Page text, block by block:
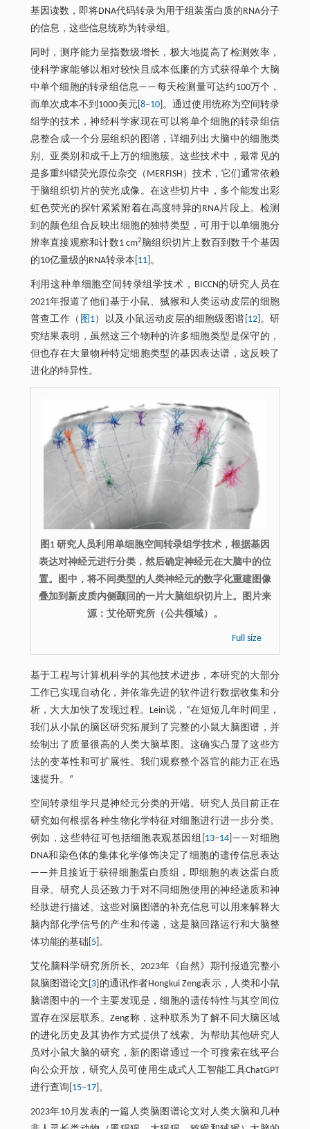
基因读数，即将DNA代码转录为用于组装蛋白质的RNA分子
的信息，这些信息统称为转录组。
同时，测序能力呈指数级增长，极大地提高了检测效率，
使科学家能够以相对较快且成本低廉的方式获得单个大脑
中单个细胞的转录组信息——每天检测量可达约100万个，
而单次成本不到1000美元[ 8‒10]。通过使用统称为空间转录
组学的技术，神经科学家现在可以将单个细胞的转录组信
息整合成一个分层组织的图谱，详细列出大脑中的细胞类
别、亚类别和成千上万的细胞簇。这些技术中，最常见的
是多重纠错荧光原位杂交（MERFISH）技术，它们通常依赖
于脑组织切片的荧光成像。在这些切片中，多个能发出彩
虹色荧光的探针紧紧附着在高度特异的RNA片段上。检测
到的颜色组合反映出细胞的独特类型，可用于以单细胞分
辨率直接观察和计数1 cm2脑组织切片上数百到数千个基因
的10亿量级的RNA转录本[ 11]。
利用这种单细胞空间转录组学技术，BICCN的研究人员在
2021年报道了他们基于小鼠、狨猴和人类运动皮层的细胞
普查工作（ 图1）以及小鼠运动皮层的细胞级图谱[ 12]。研
究结果表明，虽然这三个物种的许多细胞类型是保守的，
但也存在大量物种特定细胞类型的基因表达谱，这反映了
进化的特异性。
图1 研究人员利用单细胞空间转录组学技术，根据基因
表达对神经元进行分类，然后确定神经元在大脑中的位
置。图中，将不同类型的人类神经元的数字化重建图像
叠加到新皮质内侧颞回的一片大脑组织切片上。图片来
源：艾伦研究所（公共领域）。
Full size
基于工程与计算机科学的其他技术进步，本研究的大部分
工作已实现自动化，并依靠先进的软件进行数据收集和分
析，大大加快了发现过程。Lein说，“在短短几年时间里，
我们从小鼠的脑区研究拓展到了完整的小鼠大脑图谱，并
绘制出了质量很高的人类大脑草图。这确实凸显了这些方
法的变革性和可扩展性。我们观察整个器官的能力正在迅
速提升。”
空间转录组学只是神经元分类的开端。研究人员目前正在
研究如何根据各种生物化学特征对细胞进行进一步分类。
例如，这些特征可包括细胞表观基因组[ 13‒14]——对细胞
DNA和染色体的集体化学修饰决定了细胞的遗传信息表达
——并且接近于获得细胞蛋白质组，即细胞的表达蛋白质
目录。研究人员还致力于对不同细胞使用的神经递质和神
经肽进行描述。这些对脑图谱的补充信息可以用来解释大
脑内部化学信号的产生和传递，这是脑回路运行和大脑整
体功能的基础[ 5]。
艾伦脑科学研究所所长、2023年《自然》期刊报道完整小
鼠脑图谱论文[ 3 ]的通讯作者Hongkui Zeng表示，人类和小鼠
脑谱图中的一个主要发现是，细胞的遗传特性与其空间位
置存在深层联系。Zeng称，这种联系为了解不同大脑区域
的进化历史及其协作方式提供了线索。为帮助其他研究人
员对小鼠大脑的研究，新的图谱通过一个可搜索在线平台
向公众开放，研究人员可使用生成式人工智能工具ChatGPT
进行查询[ 15‒17]。
2023年10月发表的一篇人类脑图谱论文对人类大脑和几种